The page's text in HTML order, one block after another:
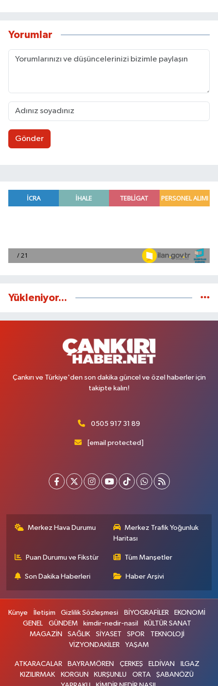
Yorumlar
Gönder
Yükleniyor...
Çankırı ve Türkiye'den son dakika güncel ve özel haberler için
takipte kalın!
0505 917 31 89
[email protected]
Merkez Hava Durumu
Merkez Trafik Yoğunluk
Haritası
Puan Durumu ve Fikstür Tüm Manşetler
Son Dakika Haberleri Haber Arşivi
Künye İletişim Gizlilik Sözleşmesi BİYOGRAFİLER
EKONOMİ
GENEL
GÜNDEM kimdir-nedir-nasil
KÜLTÜR SANAT
MAGAZİN
SAĞLIK SİYASET SPOR
TEKNOLOJİ
VİZYONDAKİLER
YAŞAM
ATKARACALAR BAYRAMÖREN ÇERKEŞ ELDİVAN
ILGAZ
KIZILIRMAK
KORGUN KURŞUNLU ORTA
ŞABANÖZÜ